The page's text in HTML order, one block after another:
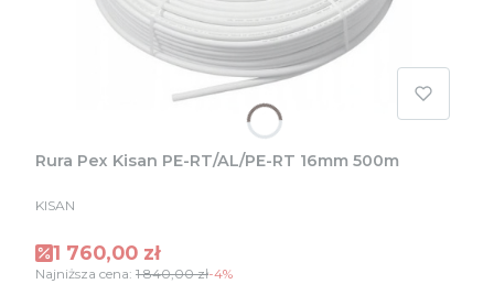
Rura Pex Kisan PE-RT/AL/PE-RT 16mm 500m
PRODUCENT
KISAN
Cena promocyjna
1 760,00 zł
Najniższa cena: 1 840,00 zł-4%